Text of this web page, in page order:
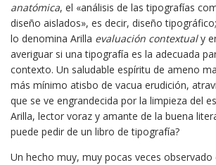
anatómica, el «análisis de las tipografías
diseño aislados», es decir, diseño
lo denomina Arilla evaluación contextualy
averiguar si una tipografía es la adecuada
contexto. Un saludable espíritu de ameno
más mínimo atisbo de vacua erudición,
que se ve engrandecida por la limpieza del
Arilla, lector voraz y amante de la buena
puede pedir de un libro de tipografía?
Un hecho muy, muy pocas veces observado